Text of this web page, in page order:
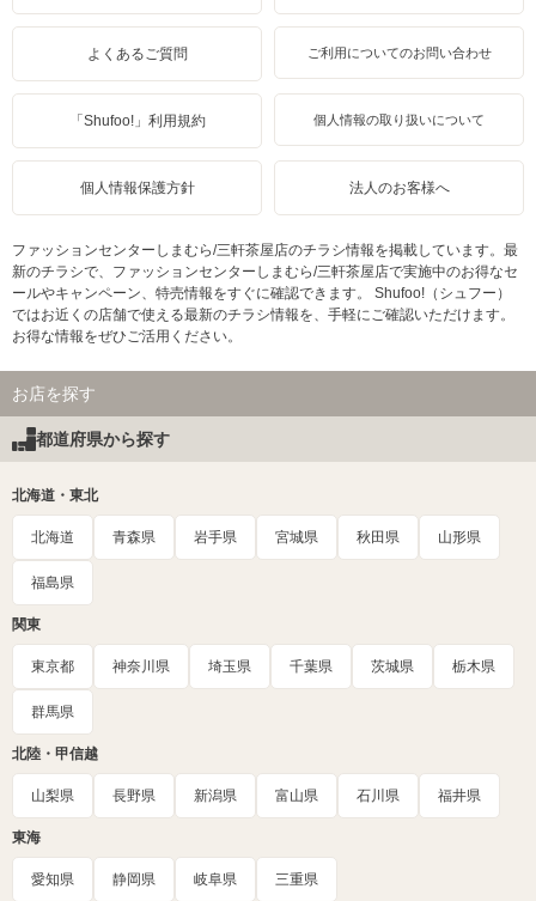
よくあるご質問 ご利用についてのお問い合わせ
「Shufoo!」利用規約 個人情報の取り扱いについて
個人情報保護方針 法人のお客様へ
ファッションセンターしまむら/三軒茶屋店のチラシ情報を掲載しています。最
新のチラシで、ファッションセンターしまむら/三軒茶屋店で実施中のお得なセ
ールやキャンペーン、特売情報をすぐに確認できます。 Shufoo!（シュフー）
ではお近くの店舗で使える最新のチラシ情報を、手軽にご確認いただけます。
お得な情報をぜひご活用ください。
お店を探す
都道府県から探す
北海道・東北
北海道 青森県 岩手県 宮城県 秋田県 山形県
福島県
関東
東京都 神奈川県 埼玉県 千葉県 茨城県 栃木県
群馬県
北陸・甲信越
山梨県 長野県 新潟県 富山県 石川県 福井県
東海
愛知県 静岡県 岐阜県 三重県